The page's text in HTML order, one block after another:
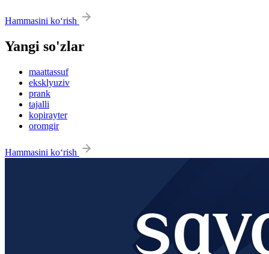
Hammasini ko‘rish
Yangi so'zlar
maattassuf
eksklyuziv
prank
tajalli
kopirayter
oromgir
Hammasini ko‘rish